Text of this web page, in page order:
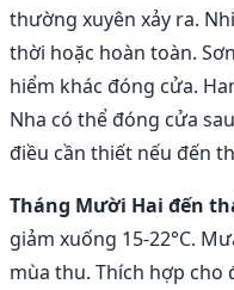
thường xuyên xảy ra.
thời hoặc hoàn toàn.
hiểm khác đóng cửa.
Nha có thể đóng cửa
điều cần thiết nếu đến
Tháng Mười Hai đến
giảm xuống 15-22°C.
mùa thu. Thích hợp cho